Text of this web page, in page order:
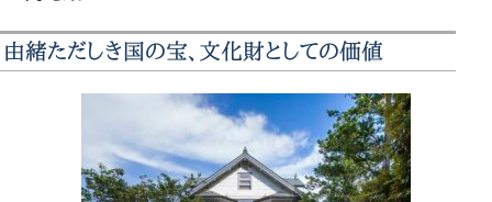
由緒ただしき国の宝、文化財としての価値